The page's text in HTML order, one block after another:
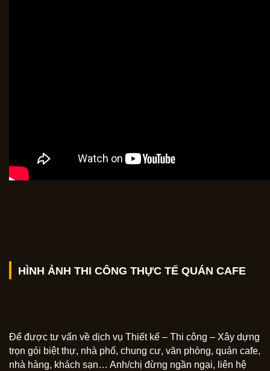
HÌNH ẢNH THI CÔNG THỰC TẾ QUÁN CAFE
Để được tư vấn về dịch vụ Thiết kế – Thi công – Xây dựng
trọn gói biệt thự, nhà phố, chung cư, văn phòng, quán cafe,
nhà hàng, khách sạn… Anh/chị đừng ngần ngại, liên hệ